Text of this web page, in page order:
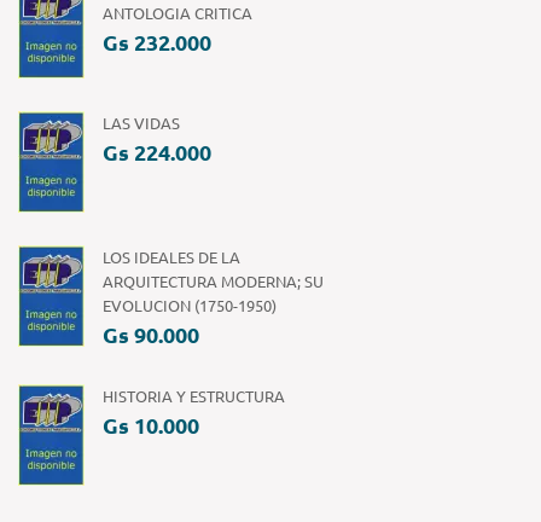
ANTOLOGIA CRITICA
Gs 232.000
LAS VIDAS
Gs 224.000
LOS IDEALES DE LA
ARQUITECTURA MODERNA; SU
EVOLUCION (1750-1950)
Gs 90.000
HISTORIA Y ESTRUCTURA
Gs 10.000